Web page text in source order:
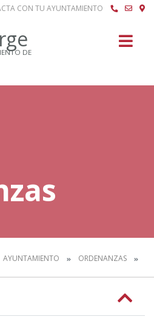
CON TU AYUNTAMIENTO
DE
AYUNTAMIENTO ORDENANZAS